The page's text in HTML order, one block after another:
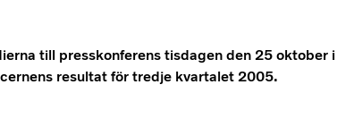
till presskonferens tisdagen den 25 oktober
resultat för tredje kvartalet 2005.